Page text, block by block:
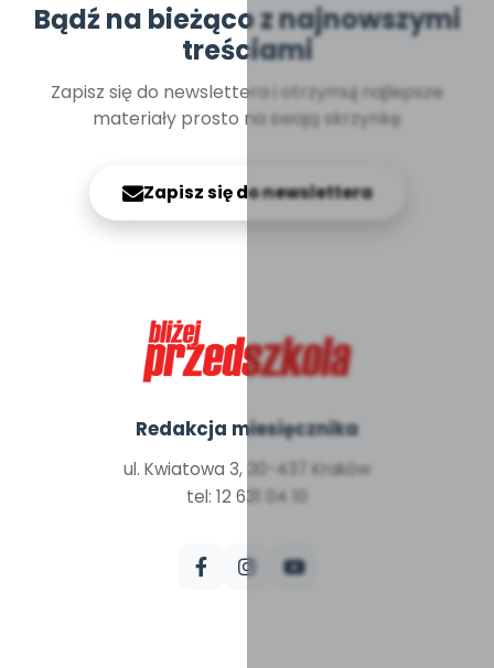
Bądź na bieżąco z najnowszymi
treściami
Zapisz się do newslettera i otrzymuj najlepsze
materiały prosto na swoją skrzynkę
Zapisz się do newslettera
Redakcja miesięcznika
ul. Kwiatowa 3, 30-437 Kraków
tel: 12 631 04 10